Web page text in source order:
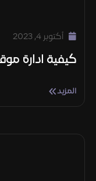
أكتوبر 4, 2023
كيفية ادارة
المزيد